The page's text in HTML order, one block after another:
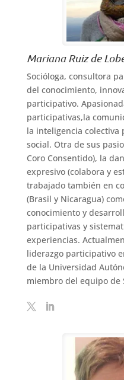
Mariana Ruiz de
Socióloga, consultora
del conocimiento,
participativo.
participativas,la
la inteligencia colectiva
social. Otra de sus
Coro Consentido), la
expresivo (colabora y
trabajado también en
(Brasil y Nicaragua)
conocimiento y
participativas y
experiencias.
liderazgo participativo
de la Universidad
miembro del equipo de